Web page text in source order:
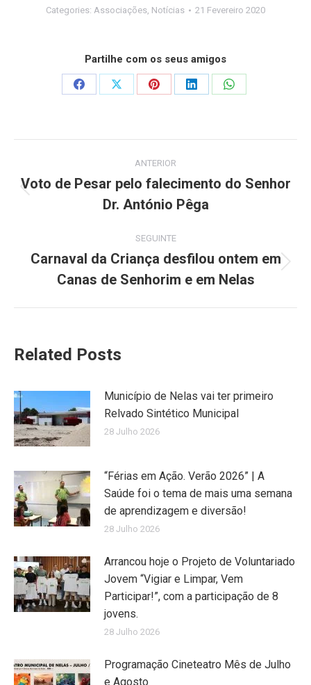
Categories: Associações, Notícias 21 Fevereiro 2020
Partilhe com os seus amigos
Share
Share
Share
Share
Share
navigation
ANTERIOR
post:
Voto de Pesar pelo falecimento do Senhor
Dr. António Pêga
SEGUINTE
post:
Carnaval da Criança desfilou ontem em
Canas de Senhorim e em Nelas
Related Posts
Município de Nelas vai ter primeiro
Relvado Sintético Municipal
28 Julho 2026
“Férias em Ação. Verão 2026” | A
Saúde foi o tema de mais uma semana
de aprendizagem e diversão!
28 Julho 2026
Arrancou hoje o Projeto de Voluntariado
Jovem “Vigiar e Limpar, Vem
Participar!”, com a participação de 8
jovens.
28 Julho 2026
Programação Cineteatro Mês de Julho
e Agosto